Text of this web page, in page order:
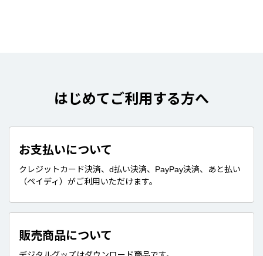
はじめてご利用する方へ
お支払いについて
クレジットカード決済、d払い決済、PayPay決済、あと払い
（ペイディ）がご利用いただけます。
販売商品について